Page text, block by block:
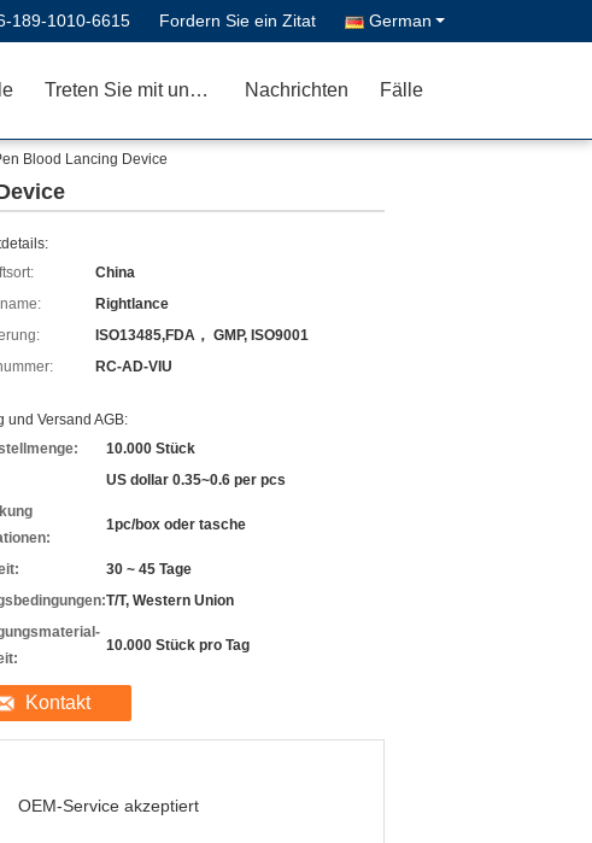
189-1010-6615 Fordern Sie ein Zitat German
Treten Sie mit uns in Verbindung Nachrichten Fälle
Blood Lancing Device
China
Rightlance
ISO13485,FDA， GMP, ISO9001
RC-AD-VIU
und Versand AGB:
10.000 Stück
US dollar 0.35~0.6 per pcs
1pc/box oder tasche
30 ~ 45 Tage
T/T, Western Union
10.000 Stück pro Tag
Kontakt
OEM-Service akzeptiert